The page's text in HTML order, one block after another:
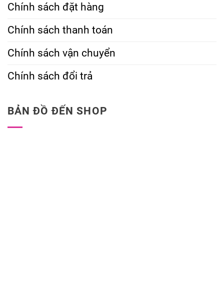
Chính sách đặt hàng
Chính sách thanh toán
Chính sách vận chuyển
Chính sách đổi trả
BẢN ĐỒ ĐẾN SHOP